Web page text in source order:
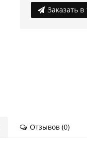
Заказать в
Отзывов (0)